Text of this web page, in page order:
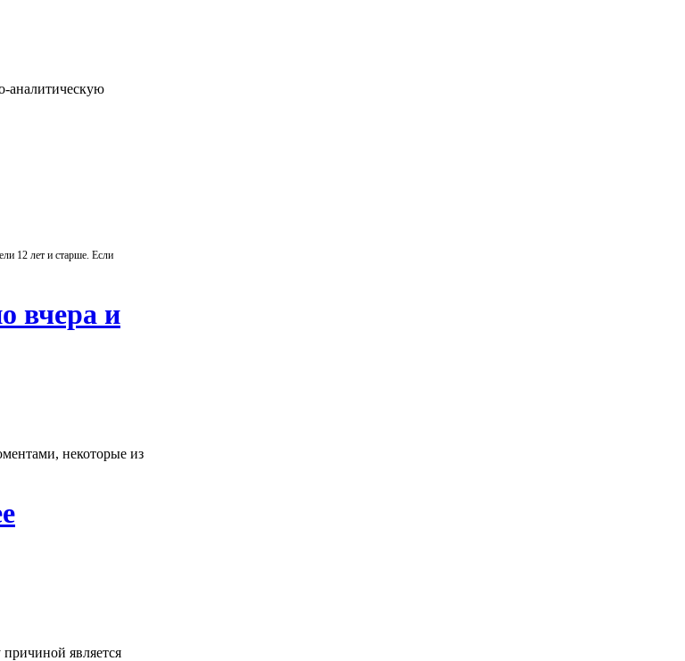
аналитическую
12 лет и старше. Если
вчера и
некоторые из
является